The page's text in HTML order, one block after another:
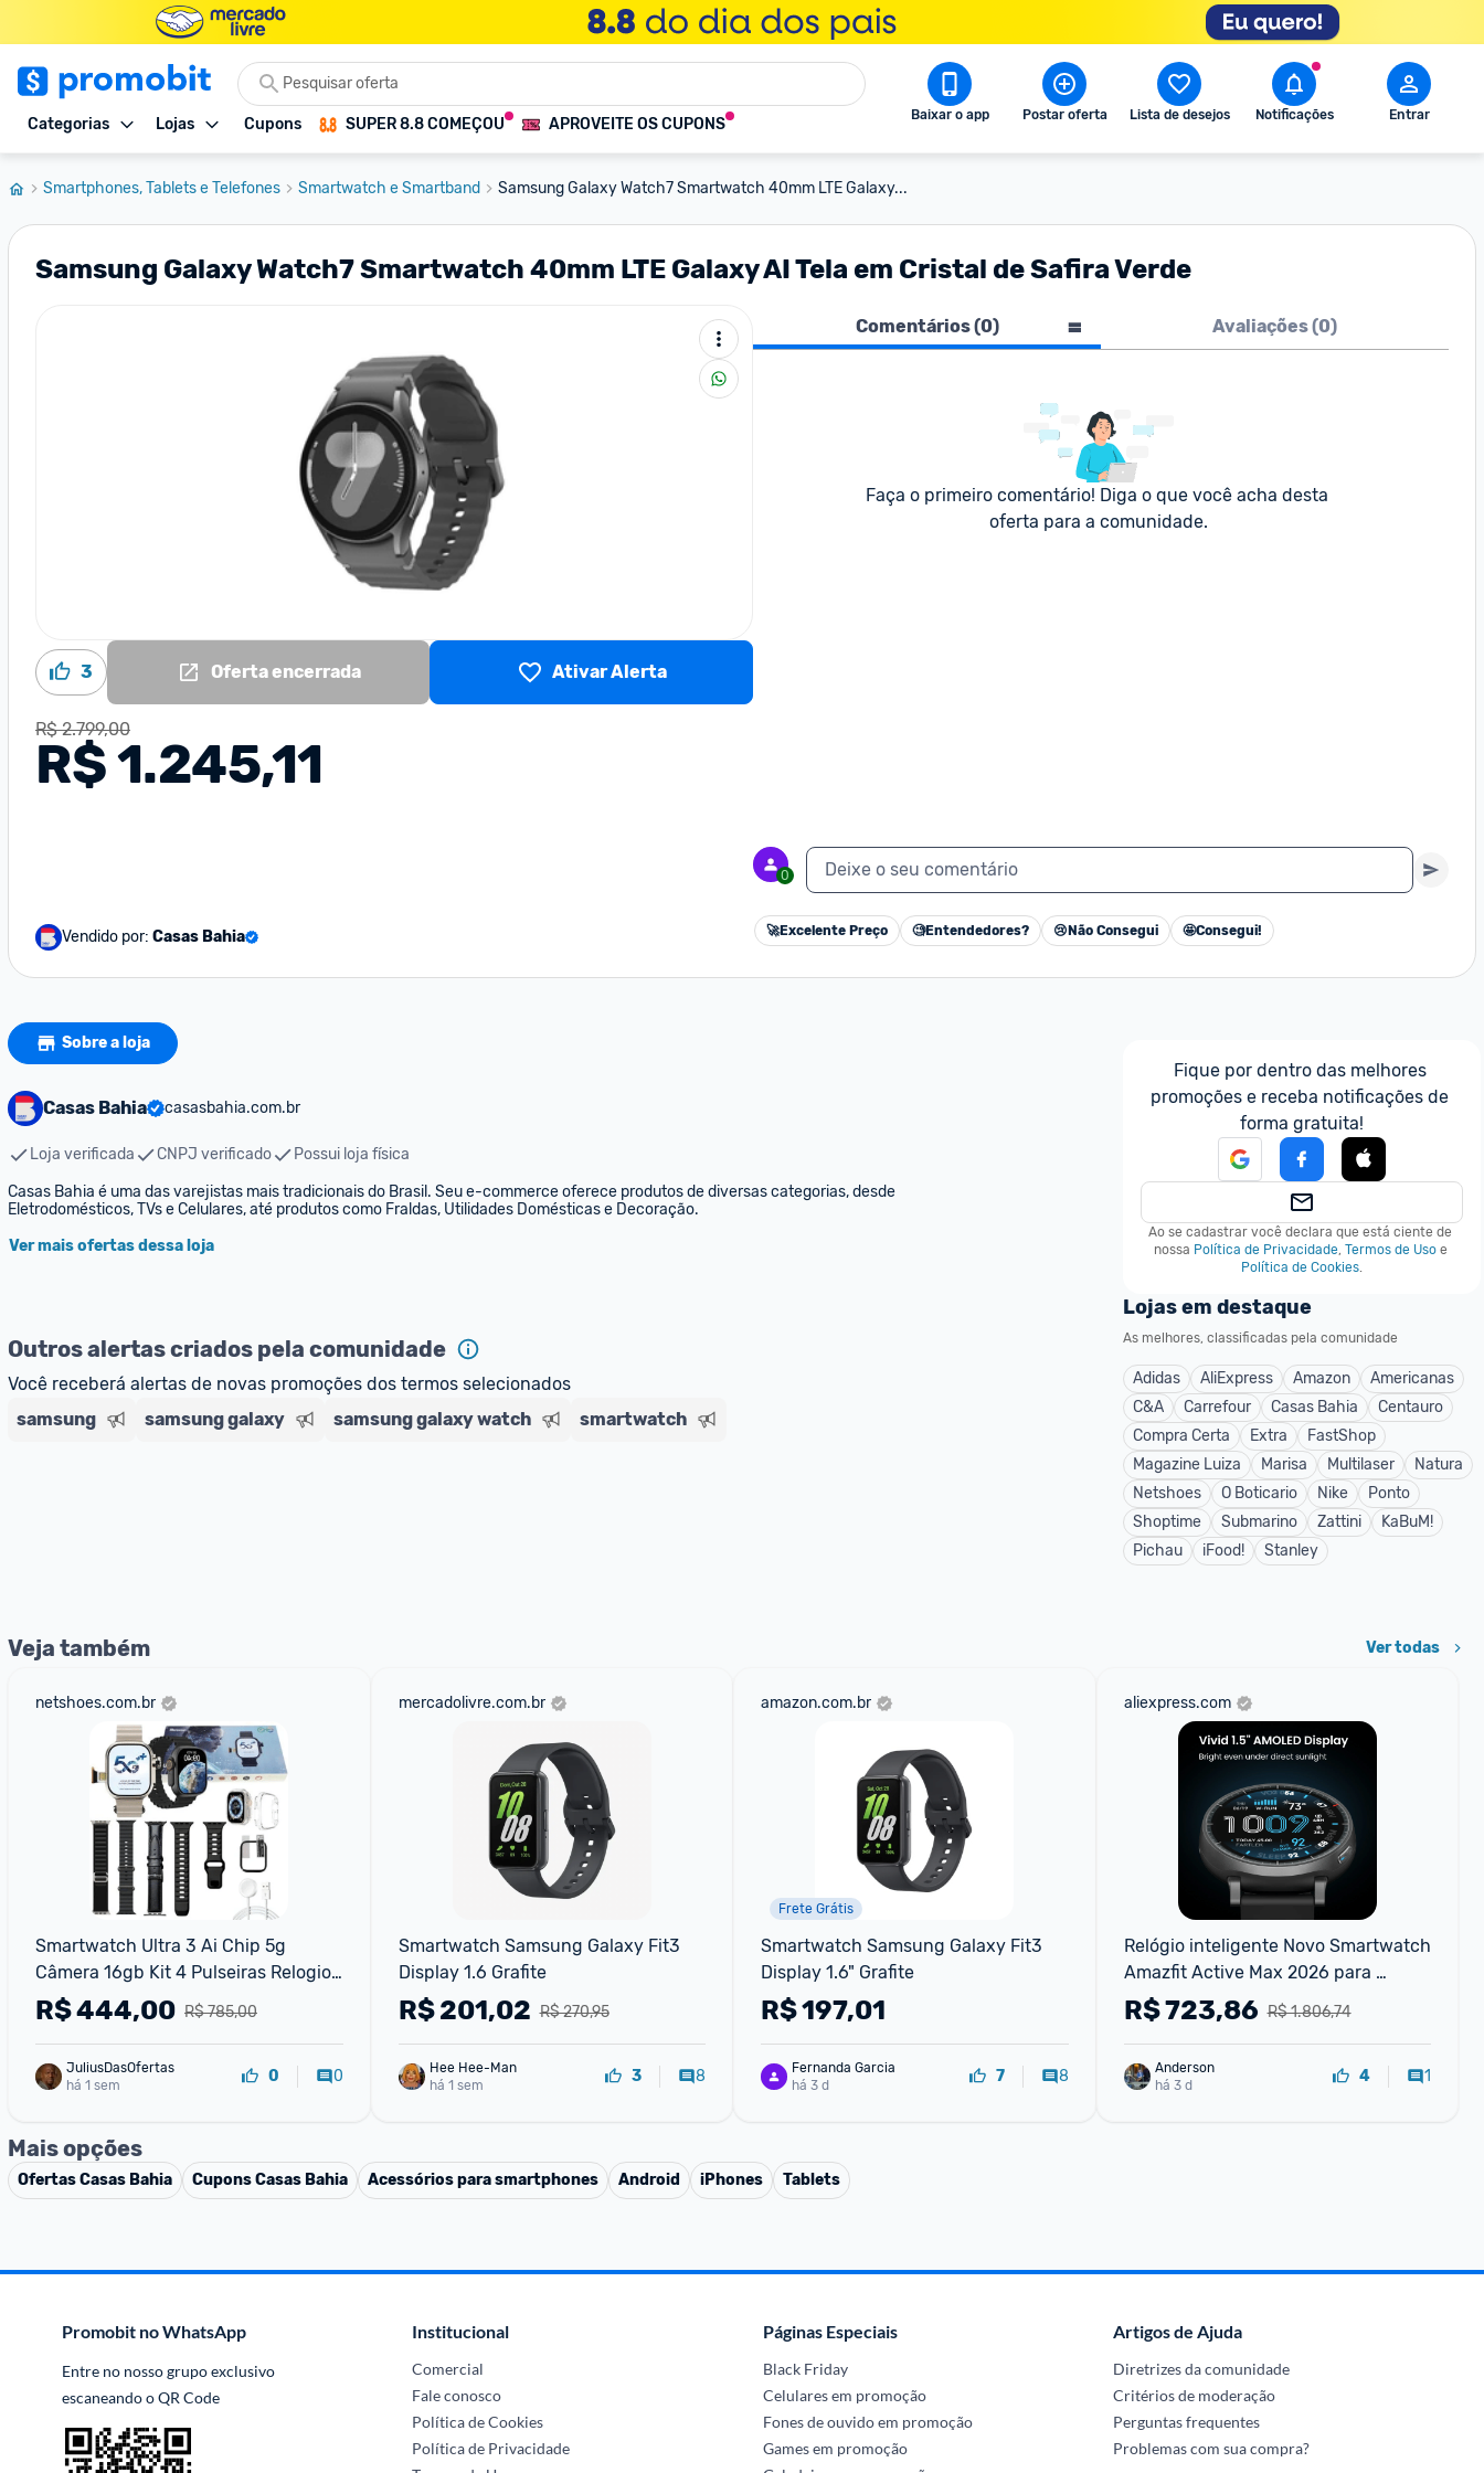
Categorias Lojas Cupons SUPER 8.8 COMEÇOU APROVEITE OS CUPONS Baixar o app Postar oferta Lista de desejos Notificações Entrar
Smartphones, Tablets e Telefones Smartwatch e Smartband Samsung Galaxy Watch7 Smartwatch 40mm LTE Galaxy...
Samsung Galaxy Watch7 Smartwatch 40mm LTE Galaxy AI Tela em Cristal de Safira Verde
3 Oferta encerrada Ativar Alerta
R$ 2.799,00
R$ 1.245,11
Vendido por: Casas Bahia
Comentários (0) Avaliações (0)
Faça o primeiro comentário! Diga o que você acha desta
oferta para a comunidade.
0 Deixe o seu comentário
🚀Excelente Preço 🧐Entendedores? 😢 Não Consegui 🤩Consegui!
Sobre a loja
Casas Bahia casasbahia.com.br
Loja verificada CNPJ verificado
Possui loja física
Casas Bahia é uma das varejistas mais tradicionais do Brasil. Seu e-commerce oferece produtos de diversas categorias, desde
Eletrodomésticos, TVs e Celulares, até produtos como Fraldas, Utilidades Domésticas e Decoração.
Ver mais ofertas dessa loja
Outros alertas criados pela comunidade
Você receberá alertas de novas promoções dos termos selecionados
samsung
samsung galaxy samsung galaxy watch smartwatch
Fique por dentro das melhores
promoções e receba notificações de
forma gratuita!
Ao se cadastrar você declara que está ciente de
nossa Política de Privacidade, Termos de Uso e
Política de Cookies.
Lojas em destaque
As melhores, classificadas pela comunidade
Adidas AliExpress Amazon
Americanas
C&A
Carrefour Casas Bahia
Centauro
Compra Certa
Extra
FastShop
Magazine Luiza
Marisa Multilaser
Natura
Netshoes
O Boticario Nike
Ponto
Shoptime
Submarino Zattini
KaBuM!
Pichau
iFood! Stanley
Veja também Ver todas
netshoes.com.br
Smartwatch Ultra 3 Ai Chip 5g
Câmera 16gb Kit 4 Pulseiras Relogio
Inteligente Lançamento
R$ 785,00
R$444,00
JuliusDasOfertas
há 1 sem
0 0
mercadolivre.com.br
Smartwatch Samsung Galaxy Fit3
Display 1.6 Grafite
R$ 270,95
R$201,02
Hee Hee-Man
há 1 sem
3 8
amazon.com.br
Frete Grátis
Smartwatch Samsung Galaxy Fit3
Display 1.6" Grafite
R$197,01
Fernanda Garcia
há 3 d
7 8
aliexpress.com
Relógio inteligente Novo Smartwatch
Amazfit Active Max 2026 para
Telefones Android e iOS
R$ 1.806,74
R$723,86
Anderson
há 3 d
4 1
Mais opções
OfertasCasas Bahia CuponsCasas Bahia Acessórios para smartphones Android iPhones Tablets
Promobit no WhatsApp
Entre no nosso grupo exclusivo
escaneando o QR Code
Institucional
Comercial
Fale conosco
Política de Cookies
Política de Privacidade
Páginas Especiais
Black Friday
Celulares em promoção
Fones de ouvido em promoção
Games em promoção
Artigos de Ajuda
Diretrizes da comunidade
Critérios de moderação
Perguntas frequentes
Problemas com sua compra?